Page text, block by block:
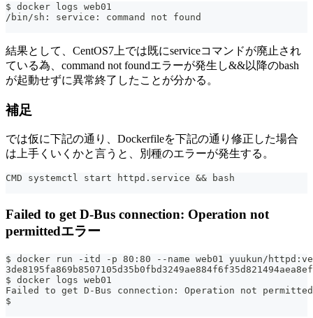
$ docker logs web01
/bin/sh: service: command not found
結果として、CentOS7上では既にserviceコマンドが廃止され
ている為、command not foundエラーが発生し&&以降のbash
が起動せずに異常終了したことが分かる。
補足
では仮に下記の通り、Dockerfileを下記の通り修正した場合
は上手くいくかと言うと、別種のエラーが発生する。
CMD systemctl start httpd.service && bash
Failed to get D-Bus connection: Operation not
permittedエラー
$ docker run -itd -p 80:80 --name web01 yuukun/
$ docker logs web01
Failed to get D-Bus connection: Operation not permitted
$